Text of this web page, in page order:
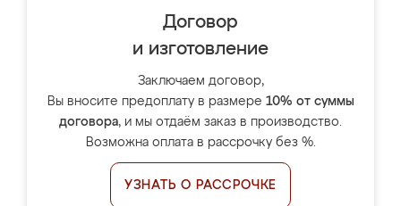
Договор
и изготовление
Заключаем договор,
Вы вносите предоплату в размере 10% от суммы
договора, и мы отдаём заказ в производство.
Возможна оплата в рассрочку без %.
УЗНАТЬ О РАССРОЧКЕ